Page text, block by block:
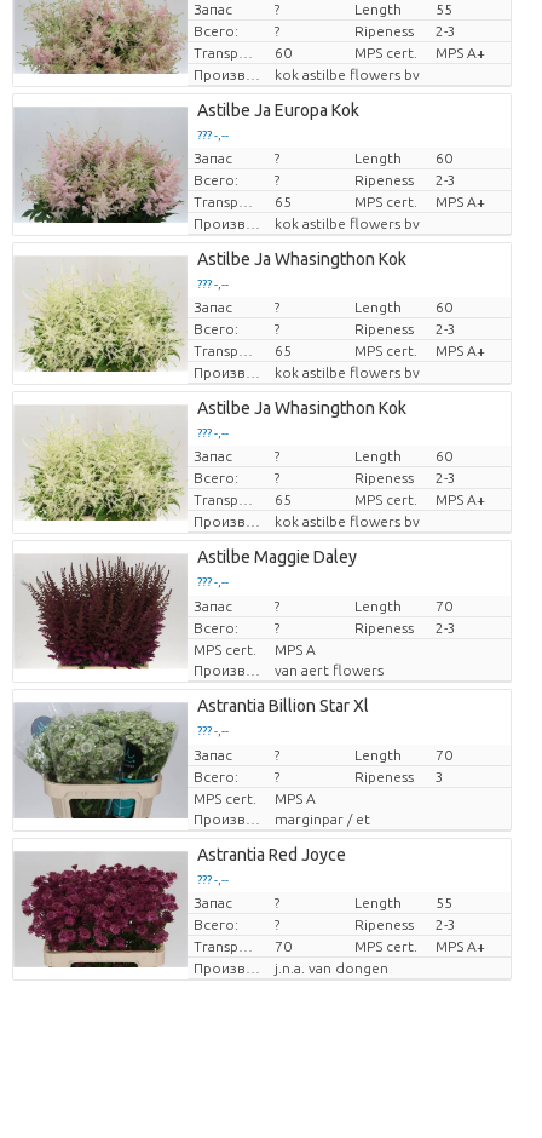
цена за единицу
Запас ? Length
55
Всего:
? Ripeness
2-3
60 MPS cert.
MPS A+
kok astilbe flowers bv
Astilbe Ja Europa Kok
??? -,--
цена за единицу
Запас ? Length
60
Всего:
? Ripeness
2-3
65 MPS cert.
MPS A+
kok astilbe flowers bv
Astilbe Ja Whasingthon Kok
??? -,--
цена за единицу
Запас ? Length
60
Всего:
? Ripeness
2-3
65 MPS cert.
MPS A+
kok astilbe flowers bv
Astilbe Ja Whasingthon Kok
??? -,--
цена за единицу
Запас ? Length
60
Всего:
? Ripeness
2-3
65 MPS cert.
MPS A+
kok astilbe flowers bv
Astilbe Maggie Daley
??? -,--
цена за единицу
Запас ? Length
70
Всего:
? Ripeness
2-3
MPS cert.
MPS A
van aert flowers
Astrantia Billion Star Xl
??? -,--
цена за единицу
Запас ? Length
70
Всего:
? Ripeness
3
MPS cert.
MPS A
marginpar / et
Astrantia Red Joyce
??? -,--
цена за единицу
Запас ? Length
55
Всего:
? Ripeness
2-3
70 MPS cert.
MPS A+
j.n.a. van dongen